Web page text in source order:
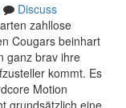
Discuss
zahllose
Cougars beinhart
ganz brav ihre
kommt. Es
Motion
grundsätzlich eine